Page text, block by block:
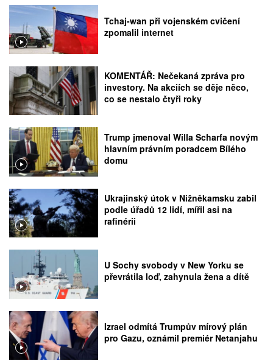
Tchaj-wan při vojenském cvičení
zpomalil internet
KOMENTÁŘ: Nečekaná zpráva pro
investory. Na akciích se děje něco,
co se nestalo čtyři roky
Trump jmenoval Willa Scharfa novým
hlavním právním poradcem Bílého
domu
Ukrajinský útok v Nižněkamsku zabil
podle úřadů 12 lidí, mířil asi na
rafinérii
U Sochy svobody v New Yorku se
převrátila loď, zahynula žena a dítě
Izrael odmítá Trumpův mírový plán
pro Gazu, oznámil premiér Netanjahu